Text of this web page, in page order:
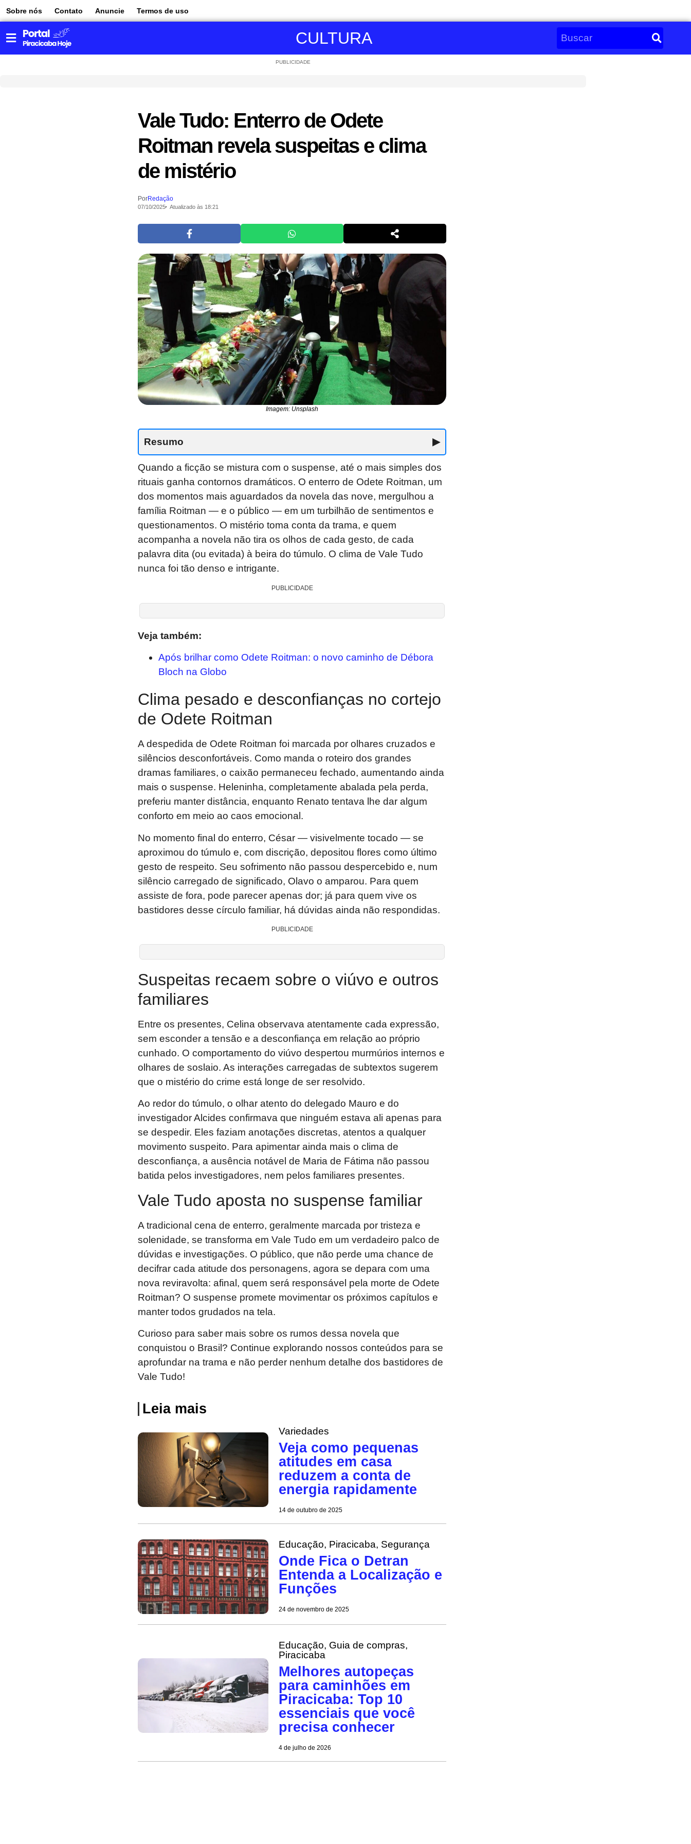
Sobre nós Contato Anuncie Termos de uso
CULTURA
PUBLICIDADE
Vale Tudo: Enterro de Odete
Roitman revela suspeitas e clima
de mistério
PorRedação
07/10/2025 Atualizado às 18:21
Imagem: Unsplash
Resumo ▶
Quando a ficção se mistura com o suspense, até o mais simples dos
rituais ganha contornos dramáticos. O enterro de Odete Roitman, um
dos momentos mais aguardados da novela das nove, mergulhou a
família Roitman — e o público — em um turbilhão de sentimentos e
questionamentos. O mistério toma conta da trama, e quem
acompanha a novela não tira os olhos de cada gesto, de cada
palavra dita (ou evitada) à beira do túmulo. O clima de Vale Tudo
nunca foi tão denso e intrigante.
PUBLICIDADE
Veja também:
Após brilhar como Odete Roitman: o novo caminho de Débora
Bloch na Globo
Clima pesado e desconfianças no cortejo
de Odete Roitman
A despedida de Odete Roitman foi marcada por olhares cruzados e
silêncios desconfortáveis. Como manda o roteiro dos grandes
dramas familiares, o caixão permaneceu fechado, aumentando ainda
mais o suspense. Heleninha, completamente abalada pela perda,
preferiu manter distância, enquanto Renato tentava lhe dar algum
conforto em meio ao caos emocional.
No momento final do enterro, César — visivelmente tocado — se
aproximou do túmulo e, com discrição, depositou flores como último
gesto de respeito. Seu sofrimento não passou despercebido e, num
silêncio carregado de significado, Olavo o amparou. Para quem
assiste de fora, pode parecer apenas dor; já para quem vive os
bastidores desse círculo familiar, há dúvidas ainda não respondidas.
PUBLICIDADE
Suspeitas recaem sobre o viúvo e outros
familiares
Entre os presentes, Celina observava atentamente cada expressão,
sem esconder a tensão e a desconfiança em relação ao próprio
cunhado. O comportamento do viúvo despertou murmúrios internos e
olhares de soslaio. As interações carregadas de subtextos sugerem
que o mistério do crime está longe de ser resolvido.
Ao redor do túmulo, o olhar atento do delegado Mauro e do
investigador Alcides confirmava que ninguém estava ali apenas para
se despedir. Eles faziam anotações discretas, atentos a qualquer
movimento suspeito. Para apimentar ainda mais o clima de
desconfiança, a ausência notável de Maria de Fátima não passou
batida pelos investigadores, nem pelos familiares presentes.
Vale Tudo aposta no suspense familiar
A tradicional cena de enterro, geralmente marcada por tristeza e
solenidade, se transforma em Vale Tudo em um verdadeiro palco de
dúvidas e investigações. O público, que não perde uma chance de
decifrar cada atitude dos personagens, agora se depara com uma
nova reviravolta: afinal, quem será responsável pela morte de Odete
Roitman? O suspense promete movimentar os próximos capítulos e
manter todos grudados na tela.
Curioso para saber mais sobre os rumos dessa novela que
conquistou o Brasil? Continue explorando nossos conteúdos para se
aprofundar na trama e não perder nenhum detalhe dos bastidores de
Vale Tudo!
Leia mais
Variedades
Veja como pequenas
atitudes em casa
reduzem a conta de
energia rapidamente
14 de outubro de 2025
Educação, Piracicaba, Segurança
Onde Fica o Detran
Entenda a Localização e
Funções
24 de novembro de 2025
Educação, Guia de compras,
Piracicaba
Melhores autopeças
para caminhões em
Piracicaba: Top 10
essenciais que você
precisa conhecer
4 de julho de 2026